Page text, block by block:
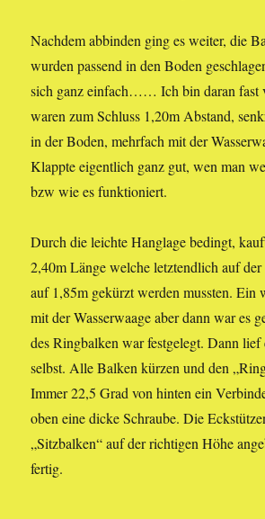
Nachdem abbinden ging es weiter, die
wurden passend in den Boden
sich ganz einfach…… Ich bin daran fast
waren zum Schluss 1,20m Abstand,
in der Boden, mehrfach mit der
Klappte eigentlich ganz gut, wen man
bzw wie es funktioniert.
Durch die leichte Hanglage bedingt,
2,40m Länge welche letztendlich auf der
auf 1,85m gekürzt werden mussten. Ein
mit der Wasserwaage aber dann war es
des Ringbalken war festgelegt. Dann lief
selbst. Alle Balken kürzen und den
Immer 22,5 Grad von hinten ein
oben eine dicke Schraube. Die
„Sitzbalken“ auf der richtigen Höhe
fertig.